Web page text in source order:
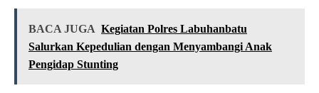
BACA JUGA Kegiatan Polres Labuhanbatu
Salurkan Kepedulian dengan Menyambangi Anak
Pengidap Stunting